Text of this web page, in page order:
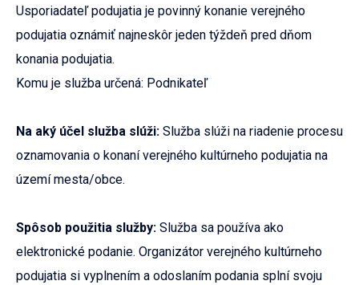
Usporiadateľ podujatia je povinný konanie verejného
podujatia oznámiť najneskôr jeden týždeň pred dňom
konania podujatia.
Komu je služba určená: Podnikateľ
Na aký účel služba slúži: Služba slúži na riadenie procesu
oznamovania o konaní verejného kultúrneho podujatia na
území mesta/obce.
Spôsob použitia služby: Služba sa používa ako
elektronické podanie. Organizátor verejného kultúrneho
podujatia si vyplnením a odoslaním podania splní svoju